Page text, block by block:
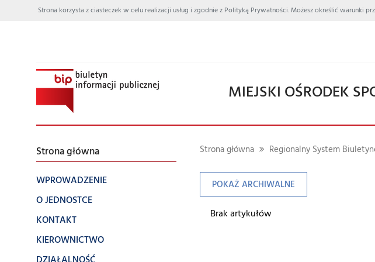
Strona korzysta z ciasteczek w celu realizacji usług i zgodnie z Polityką Prywatności. Możesz określić warunki
MIEJSKI OŚRODEK
Strona główna
WPROWADZENIE
O JEDNOSTCE
KONTAKT
KIEROWNICTWO
Strona główna Regionalny System
POKAŻ ARCHIWALNE
Brak artykułów